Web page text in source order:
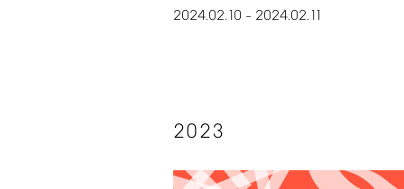
2024.02.10 – 2024.02.11
2023